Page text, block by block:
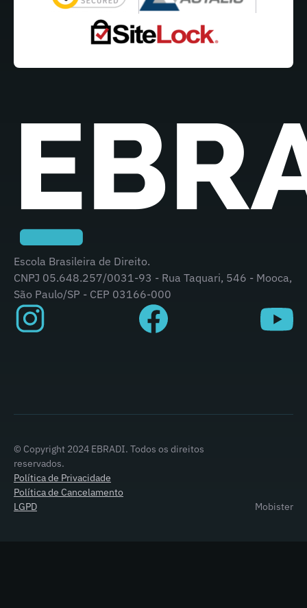
Escola Brasileira de Direito.
CNPJ 05.648.257/0031-93 - Rua Taquari, 546 - Mooca,
São Paulo/SP - CEP 03166-000
© Copyright 2024 EBRADI. Todos os direitos
reservados.
Política de Privacidade
Política de Cancelamento
LGPD
Mobister